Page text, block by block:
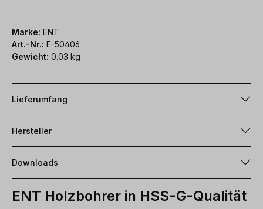
Marke: ENT
Art.-Nr.: E-50406
Gewicht: 0.03 kg
Lieferumfang
Hersteller
Downloads
ENT Holzbohrer in HSS-G-Qualität